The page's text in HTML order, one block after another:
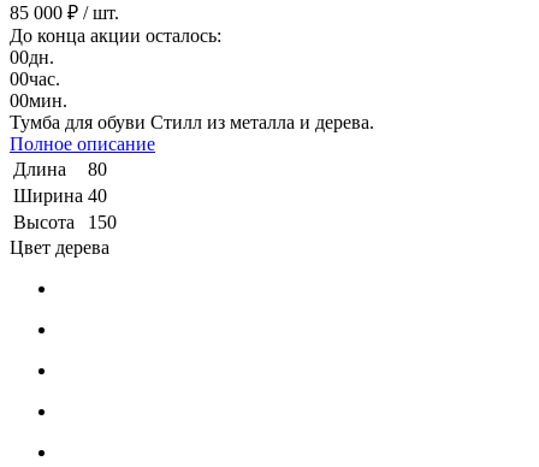
85 000 ₽ / шт.
До конца акции осталось:
00дн.
00час.
00мин.
Тумба для обуви Стилл из металла и дерева.
Полное описание
Длина
80
Ширина 40
Высота
150
Цвет дерева